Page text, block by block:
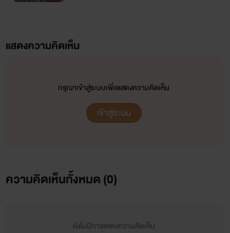
แสดงความคิดเห็น
กรุณาเข้าสู่ระบบเพื่อแสดงความคิดเห็น
เข้าสู่ระบบ
ความคิดเห็นทั้งหมด (0)
ยังไม่มีการแสดงความคิดเห็น